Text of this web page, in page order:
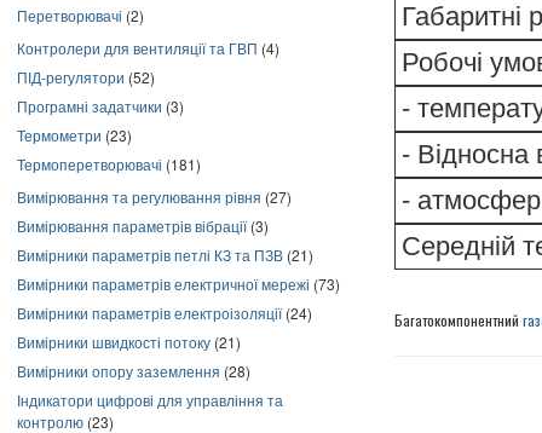
Перетворювачі (2)
Контролери для вентиляції та ГВП (4)
ПІД-регулятори (52)
Програмні задатчики (3)
Термометри (23)
Термоперетворювачі (181)
Вимірювання та регулювання рівня (27)
Вимірювання параметрів вібрації(3)
Вимірники параметрів петлі КЗ та ПЗВ (21)
Вимірники параметрів електричної мережі (73)
Вимірники параметрів електроізоляції(24)
Вимірники швидкості потоку (21)
Вимірники опору заземлення (28)
Індикатори цифрові для управління та
контролю (23)
Габаритні
Робочі
-
- Відносна
-
Середній
Багатокомпонентний